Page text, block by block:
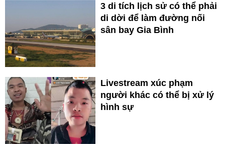
3 di tích lịch sử có thể phải
di dời để làm đường nối
sân bay Gia Bình
Livestream xúc phạm
người khác có thể bị xử lý
hình sự